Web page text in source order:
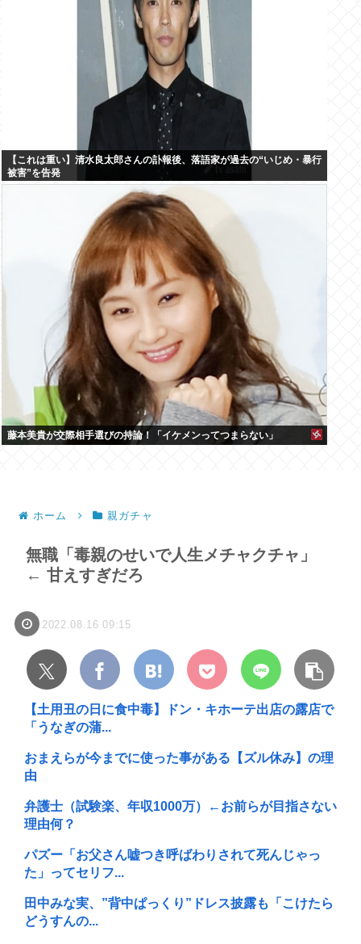
【これは重い】清水良太郎さんの訃報後、落語家が過去の“いじめ・暴行
被害”を告発
藤本美貴が交際相手選びの持論！「イケメンってつまらない」
ホーム 親ガチャ
無職「毒親のせいで人生メチャクチャ」
← 甘えすぎだろ
2022.08.16 09:15
【土用丑の日に食中毒】ドン・キホーテ出店の露店で
「うなぎの蒲...
おまえらが今までに使った事がある【ズル休み】の理
由
弁護士（試験楽、年収1000万）←お前らが目指さない
理由何？
パズー「お父さん嘘つき呼ばわりされて死んじゃっ
た」ってセリフ...
田中みな実、”背中ぱっくり”ドレス披露も「こけたら
どうすんの...